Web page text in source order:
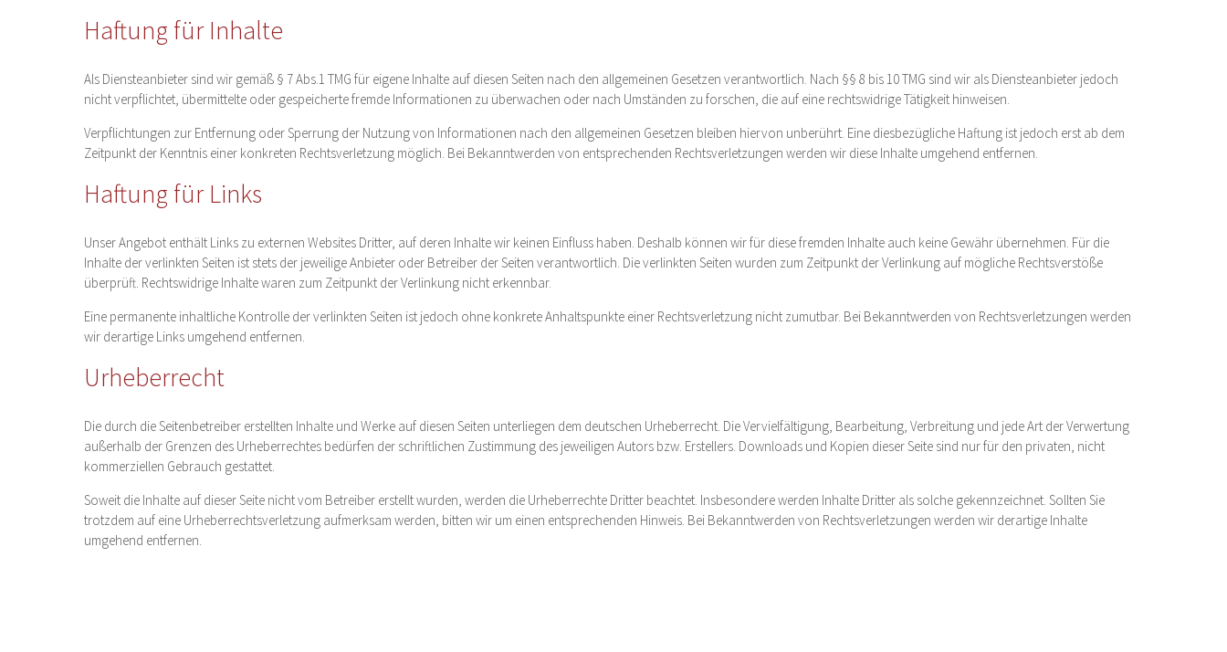
Haftung für Inhalte
Als Diensteanbieter sind wir gemäß § 7 Abs.1 TMG für eigene Inhalte auf diesen Seiten nach den allgemeinen Gesetzen verantwortlich. Nach §§ 8 bis 10 TMG sind wir als Diensteanbieter jedoch
nicht verpflichtet, übermittelte oder gespeicherte fremde Informationen zu überwachen oder nach Umständen zu forschen, die auf eine rechtswidrige Tätigkeit hinweisen.
Verpflichtungen zur Entfernung oder Sperrung der Nutzung von Informationen nach den allgemeinen Gesetzen bleiben hiervon unberührt. Eine diesbezügliche Haftung ist jedoch erst ab dem
Zeitpunkt der Kenntnis einer konkreten Rechtsverletzung möglich. Bei Bekanntwerden von entsprechenden Rechtsverletzungen werden wir diese Inhalte umgehend entfernen.
Haftung für Links
Unser Angebot enthält Links zu externen Websites Dritter, auf deren Inhalte wir keinen Einfluss haben. Deshalb können wir für diese fremden Inhalte auch keine Gewähr übernehmen. Für die
Inhalte der verlinkten Seiten ist stets der jeweilige Anbieter oder Betreiber der Seiten verantwortlich. Die verlinkten Seiten wurden zum Zeitpunkt der Verlinkung auf mögliche Rechtsverstöße
überprüft. Rechtswidrige Inhalte waren zum Zeitpunkt der Verlinkung nicht erkennbar.
Eine permanente inhaltliche Kontrolle der verlinkten Seiten ist jedoch ohne konkrete Anhaltspunkte einer Rechtsverletzung nicht zumutbar. Bei Bekanntwerden von Rechtsverletzungen werden
wir derartige Links umgehend entfernen.
Urheberrecht
Die durch die Seitenbetreiber erstellten Inhalte und Werke auf diesen Seiten unterliegen dem deutschen Urheberrecht. Die Vervielfältigung, Bearbeitung, Verbreitung und jede Art der Verwertung
außerhalb der Grenzen des Urheberrechtes bedürfen der schriftlichen Zustimmung des jeweiligen Autors bzw. Erstellers. Downloads und Kopien dieser Seite sind nur für den privaten, nicht
kommerziellen Gebrauch gestattet.
Soweit die Inhalte auf dieser Seite nicht vom Betreiber erstellt wurden, werden die Urheberrechte Dritter beachtet. Insbesondere werden Inhalte Dritter als solche gekennzeichnet. Sollten Sie
trotzdem auf eine Urheberrechtsverletzung aufmerksam werden, bitten wir um einen entsprechenden Hinweis. Bei Bekanntwerden von Rechtsverletzungen werden wir derartige Inhalte
umgehend entfernen.